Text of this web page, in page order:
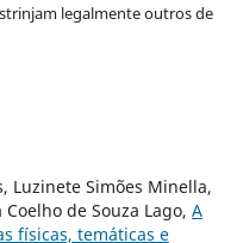
legalmente outros de
Luzinete Simões Minella,
de Souza Lago, A
físicas, temáticas e